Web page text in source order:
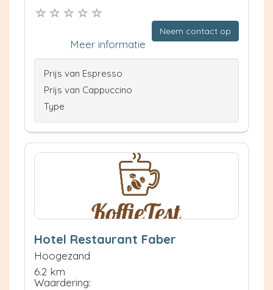
Neem contact op
Meer informatie
Prijs van Espresso
Prijs van Cappuccino
Type
Hotel Restaurant Faber
Hoogezand
6.2 km
Waardering: